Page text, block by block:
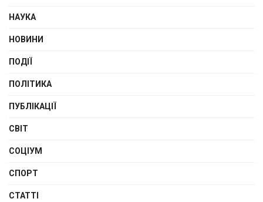
НАУКА
НОВИНИ
ПОДІЇ
ПОЛІТИКА
ПУБЛІКАЦІЇ
СВІТ
СОЦІУМ
СПОРТ
СТАТТІ